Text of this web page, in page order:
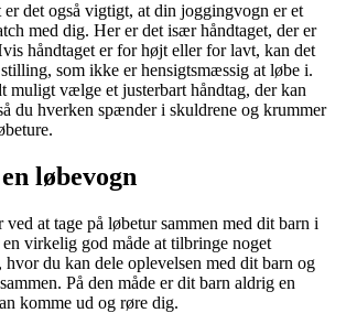
det også vigtigt, at din joggingvogn er et
med dig. Her er det især håndtaget, der er
håndtaget er for højt eller for lavt, kan det
som ikke er hensigtsmæssig at løbe i.
muligt vælge et justerbart håndtag, der kan
du hverken spænder i skuldrene og krummer
løbevogn
at tage på løbetur sammen med dit barn i
virkelig god måde at tilbringe noget
hvor du kan dele oplevelsen med dit barn og
På den måde er dit barn aldrig en
komme ud og røre dig.